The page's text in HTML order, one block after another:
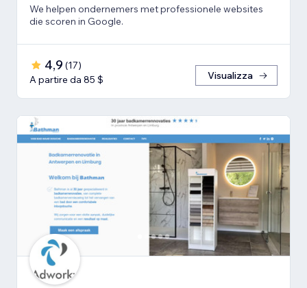
We helpen ondernemers met professionele websites
die scoren in Google.
4,9 (17)
A partire da 85 $
Visualizza